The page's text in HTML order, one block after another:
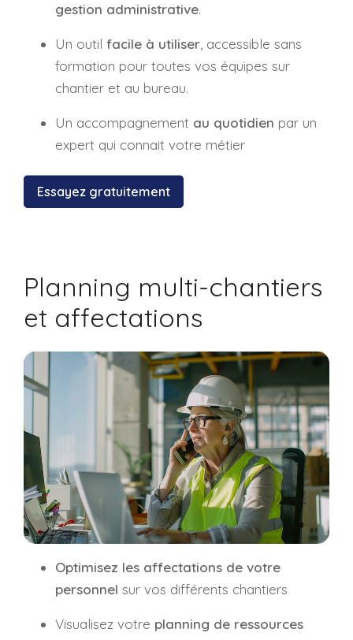
gestion administrative.
Un outil facile à utiliser, accessible sans
formation pour toutes vos équipes sur
chantier et au bureau.
Un accompagnement au quotidien par un
expert qui connait votre métier
Essayez gratuitement
Planning multi-chantiers
et affectations
Optimisez les affectations de votre
personnel sur vos différents chantiers
Visualisez votre planning de ressources